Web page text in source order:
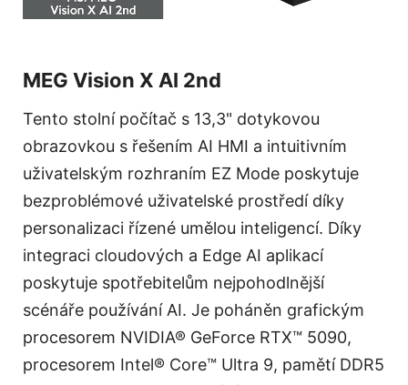
MEG Vision X AI 2nd
Tento stolní počítač s 13,3" dotykovou
obrazovkou s řešením AI HMI a intuitivním
uživatelským rozhraním EZ Mode poskytuje
bezproblémové uživatelské prostředí díky
personalizaci řízené umělou inteligencí. Díky
integraci cloudových a Edge AI aplikací
poskytuje spotřebitelům nejpohodlnější
scénáře používání AI. Je poháněn grafickým
procesorem NVIDIA® GeForce RTX™ 5090,
procesorem Intel® Core™ Ultra 9, pamětí DDR5